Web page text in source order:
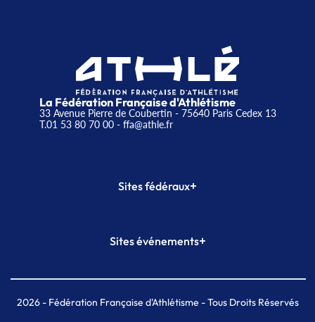
La Fédération Française d'Athlétisme
33 Avenue Pierre de Coubertin - 75640 Paris Cedex 13
T.01 53 80 70 00- ffa@athle.fr
Sites fédéraux+
Plateforme Formation
Sites événements+
Meeting de Paris indoor
MAIF Ekiden de Paris
2026- Fédération Française d'Athlétisme - Tous Droits Réservés